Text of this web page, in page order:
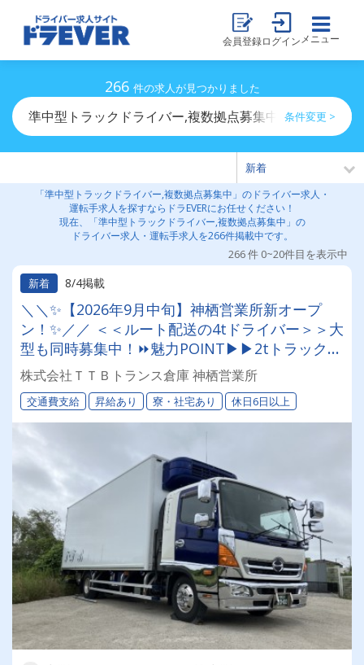
会員登録ログイン メニュー
266 件の求人が見つかりました
準中型トラックドライバー,複数拠点募集中のドライバー
条件変更 >
「準中型トラックドライバー,複数拠点募集中」のドライバー求人・
運転手求人を探すならドラEVERにお任せください！
現在、「準中型トラックドライバー,複数拠点募集中」の
ドライバー求人・運転手求人を266件掲載中です。
266 件 0~20件目を表示中
新着
8/4掲載
＼＼✨【2026年9月中旬】神栖営業所新オープ
ン！✨／／ ＜＜ルート配送の4tドライバー＞＞大
型も同時募集中！⏩魅力POINT▶▶2tトラックや
大型トラックなど様々な配送案件あり！ ⏩【選
べる働き方】理想の働き方が実現できる！ ⏩物
流業界初めての方も大歓迎です！
株式会社ＴＴＢトランス倉庫 神栖営業所
交通費支給 昇給あり 寮・社宅あり 休日6日以上